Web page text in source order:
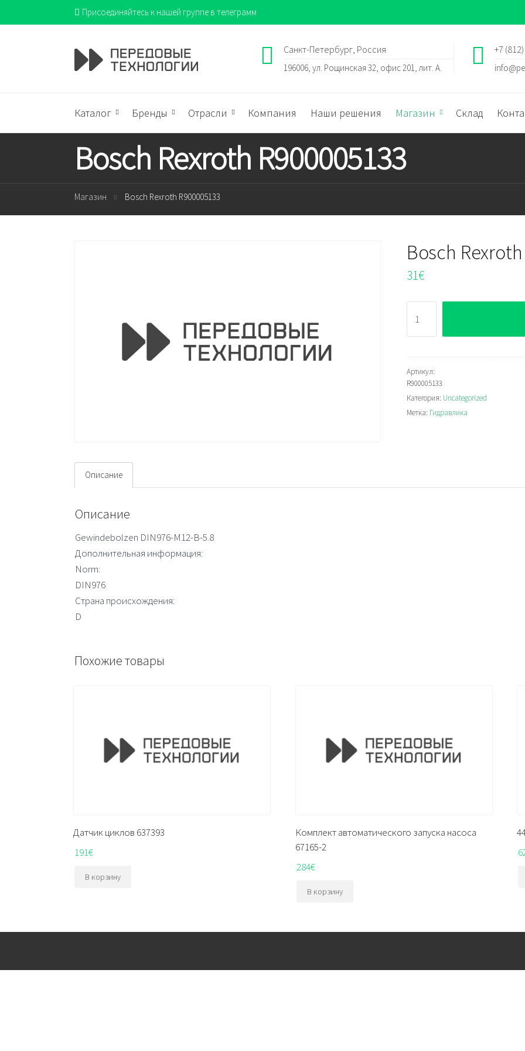
Присоединяйтесь к нашей группе в телеграмм
+7
Санкт-Петербург, Россия
196006, ул. Рощинская 32, офис 201, лит. А.
Каталог Бренды Отрасли Компания Наши решения Магазин Склад
Bosch Rexroth R900005133
Магазин Bosch Rexroth R900005133
Bosch
31€
Bosch
Rexroth
R900005133
Артикул:
R900005133
Категория: Uncategorized
Метка: Гидравлика
Описание
Описание
Gewindebolzen DIN976-M12-B-5.8
Дополнительная информация:
Norm:
DIN976
Страна происхождения:
D
Похожие товары
Датчик циклов 637393
191€
В корзину
Комплект автоматического запуска насоса
67165-2
284€
В корзину